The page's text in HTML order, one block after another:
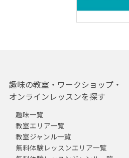
趣味の教室・ワークショップ・
オンラインレッスンを探す
趣味一覧
教室エリア一覧
教室ジャンル一覧
無料体験レッスンエリア一覧